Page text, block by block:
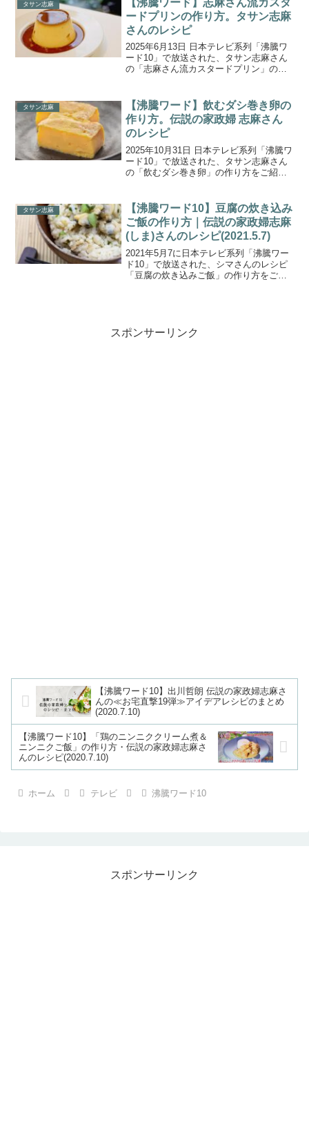
衝撃ツナ缶...
タサン志麻
ードプリンの作り方。タサン志麻
さんのレシピ
2025年6月13日 日本テレビ系列「沸騰ワ
ード10」で放送された、タサン志麻さん
の「志麻さん流カスタードプリン」の作
は、フランス風図書館に200㎏インテリア
が到着...
タサン志麻
【沸騰ワード】飲むダシ巻き卵の
作り方。伝説の家政婦 志麻さん
のレシピ
2025年10月31日 日本テレビ系列「沸騰ワ
ード10」で放送された、タサン志麻さん
の「飲むダシ巻き卵」の作り方をご紹介
た。番組では、俳優の北村匠海さん 林裕
さん...
タサン志麻
【沸騰ワード10】豆腐の炊き込み
ご飯の作り方｜伝説の家政婦志麻
(しま)さんのレシピ(2021.5.7)
2021年5月7に日本テレビ系列「沸騰ワー
ド10」で放送された、シマさんのレシピ
「豆腐の炊き込みご飯」の作り方をご紹
スポンサーリンク
【沸騰ワード10】出川哲朗 伝説の家政婦志麻さ
んの≪お宅直撃19弾≫アイデアレシピのまとめ
(2020.7.10)
【沸騰ワード10】「鶏のニンニククリーム煮＆
ニンニクご飯」の作り方・伝説の家政婦志麻さ
んのレシピ(2020.7.10)
ホーム テレビ 沸騰ワード10
スポンサーリンク